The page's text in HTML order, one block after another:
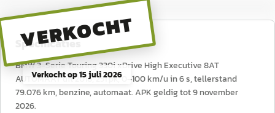
VERKOCHT
Verkocht op15 juli 2026
Specificaties
BMW 3-Serie Touring 330i xDrive High Executive 8AT
AUTOMAAT uit 2018, 251 pk, 0–100 km/u in 6 s, tellerstand
79.076 km, benzine, automaat. APK geldig tot 9 november
2026.